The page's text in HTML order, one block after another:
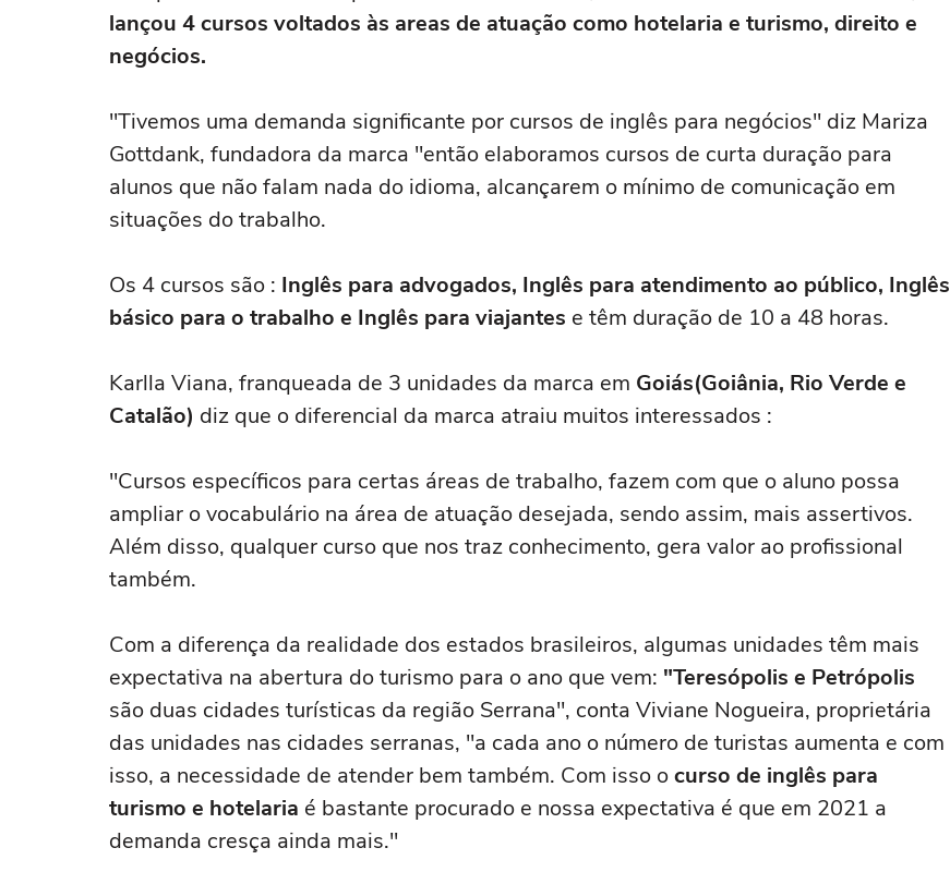
lançou 4 cursos voltados às areas de atuação como hotelaria e turismo, direito e
negócios.
"Tivemos uma demanda significante por cursos de inglês para negócios" diz Mariza
Gottdank, fundadora da marca "então elaboramos cursos de curta duração para
alunos que não falam nada do idioma, alcançarem o mínimo de comunicação em
situações do trabalho.
Os 4 cursos são : Inglês para advogados, Inglês para atendimento ao público, Inglês
básico para o trabalho e Inglês para viajantes e têm duração de 10 a 48 horas.
Karlla Viana, franqueada de 3 unidades da marca em Goiás(Goiânia, Rio Verde e
Catalão) diz que o diferencial da marca atraiu muitos interessados :
"Cursos específicos para certas áreas de trabalho, fazem com que o aluno possa
ampliar o vocabulário na área de atuação desejada, sendo assim, mais assertivos.
Além disso, qualquer curso que nos traz conhecimento, gera valor ao profissional
também.
Com a diferença da realidade dos estados brasileiros, algumas unidades têm mais
expectativa na abertura do turismo para o ano que vem: "Teresópolis e Petrópolis
são duas cidades turísticas da região Serrana", conta Viviane Nogueira, proprietária
das unidades nas cidades serranas, "a cada ano o número de turistas aumenta e com
isso, a necessidade de atender bem também. Com isso ocurso de inglês para
turismo e hotelaria é bastante procurado e nossa expectativa é que em 2021 a
demanda cresça ainda mais."